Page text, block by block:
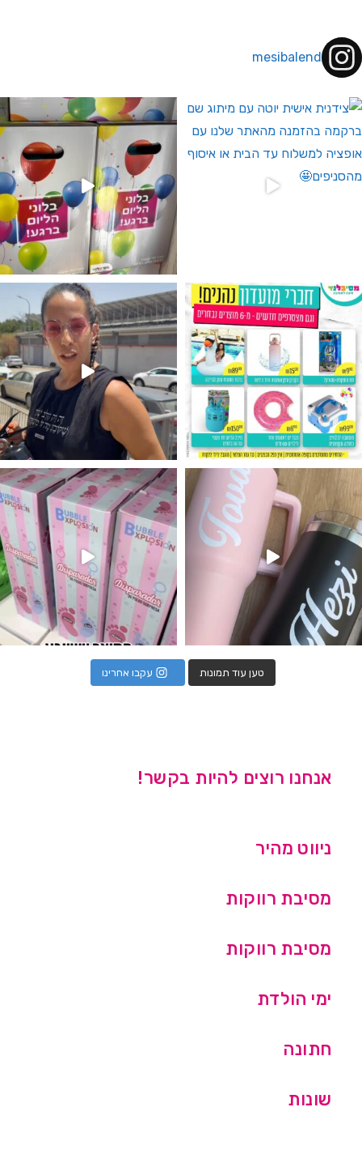
mesibalend
לחברי מועדון ומצטרפים חדשים🤍
מין העובר רק במסיבלנד !! קיים
מטף לגילוי מין העובר חזר למלא
טען עוד תמונות עקבו אחרינו
אנחנו רוצים להיות בקשר!
ניווט מהיר
מסיבת רווקות
מסיבת רווקות
ימי הולדת
חתונה
שונות